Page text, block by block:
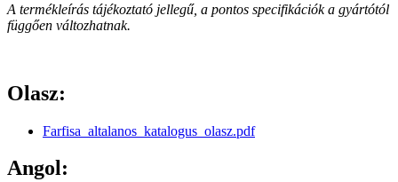
A termékleírás tájékoztató jellegű, a pontos specifikációk a gyártótól
függően változhatnak.
Olasz:
Farfisa_altalanos_katalogus_olasz.pdf
Angol: